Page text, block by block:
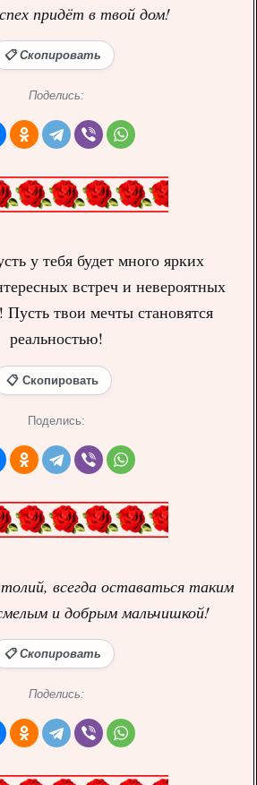
придёт в твой дом!
📋 Скопировать
Поделись:
у тебя будет много ярких
встреч и невероятных
твои мечты становятся
реальностью!
📋 Скопировать
Поделись:
всегда оставаться таким
и добрым мальчишкой!
📋 Скопировать
Поделись: